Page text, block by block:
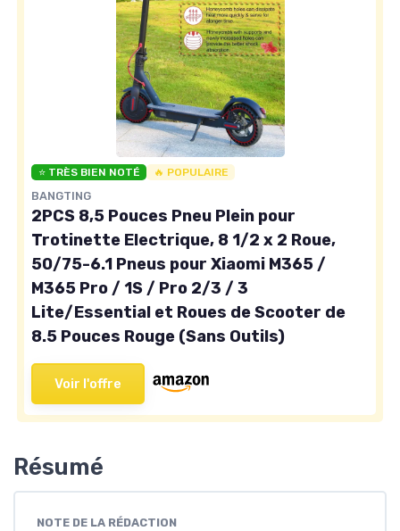
⭐ TRÈS BIEN NOTÉ 🔥 POPULAIRE
BANGTING
2PCS 8,5 Pouces Pneu Plein pour
Trotinette Electrique, 8 1/2 x 2 Roue,
50/75-6.1 Pneus pour Xiaomi M365 /
M365 Pro / 1S / Pro 2/3 / 3
Lite/Essential et Roues de Scooter de
8.5 Pouces Rouge (Sans Outils)
Voir l'offre
Résumé
NOTE DE LA RÉDACTION